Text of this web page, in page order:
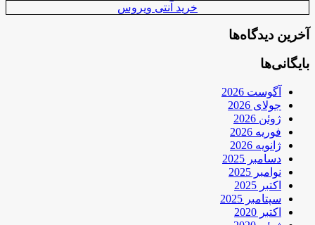
خرید آنتی ویروس
آخرین دیدگاه‌ها
بایگانی‌ها
آگوست 2026
جولای 2026
ژوئن 2026
فوریه 2026
ژانویه 2026
دسامبر 2025
نوامبر 2025
اکتبر 2025
سپتامبر 2025
اکتبر 2020